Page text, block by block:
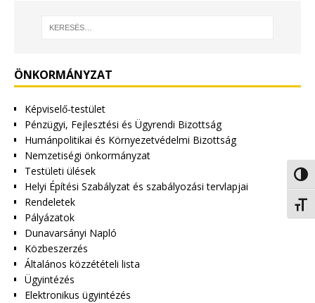
ÖNKORMÁNYZAT
Képviselő-testület
Pénzügyi, Fejlesztési és Ügyrendi Bizottság
Humánpolitikai és Környezetvédelmi Bizottság
Nemzetiségi önkormányzat
Testületi ülések
Helyi Építési Szabályzat és szabályozási tervlapjai
Rendeletek
Pályázatok
Dunavarsányi Napló
Közbeszerzés
Általános közzétételi lista
Ügyintézés
Elektronikus ügyintézés